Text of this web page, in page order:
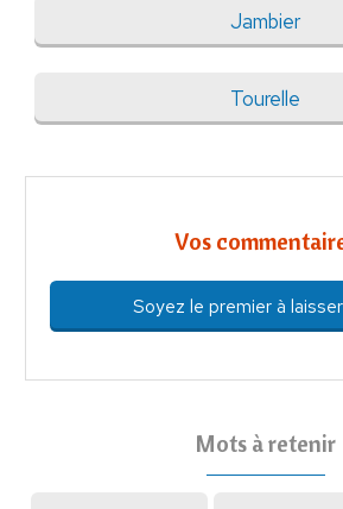
Jambier
Tourelle
Vos
Soyez le premier à
Mots à retenir